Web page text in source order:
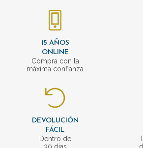
15 AÑOS
ONLINE
Compra con la
máxima confianza
DEVOLUCIÓN
FÁCIL
Dentro de